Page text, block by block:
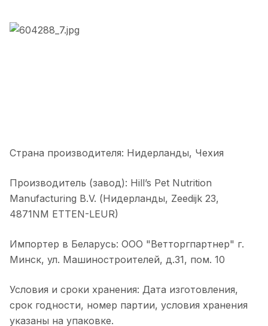
Страна производителя: Нидерланды, Чехия
Производитель (завод): Hill’s Pet Nutrition
Manufacturing B.V. (Нидерланды, Zeedijk 23,
4871NM ETTEN-LEUR)
Импортер в Беларусь: ООО "Ветторгпартнер" г.
Минск, ул. Машиностроителей, д.31, пом. 10
Условия и сроки хранения: Дата изготовления,
срок годности, номер партии, условия хранения
указаны на упаковке.